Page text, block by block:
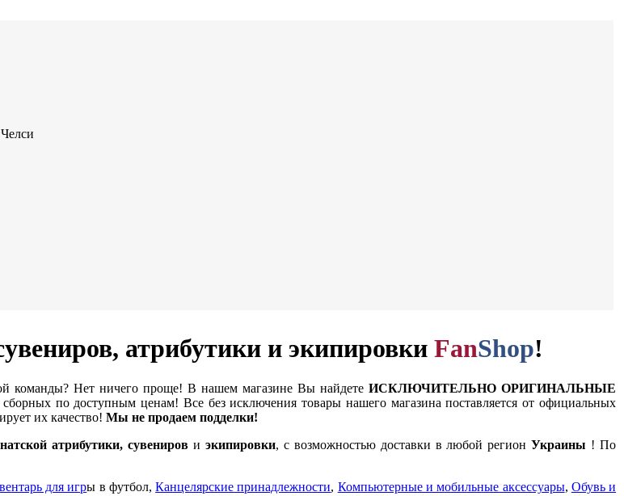
атрибутики и экипировки FanShop!
команды? Нет ничего проще! В нашем магазине Вы найдете ИСКЛЮЧИТЕЛЬНО ОРИГИНАЛЬНЫЕ
по доступным ценам! Все без исключения товары нашего магазина поставляется от официальных
их качество! Мы не продаем подделки!
атрибутики, сувениров и экипировки, с возможностью доставки в любой регионУкраины ! По
для игры в футбол,Канцелярские принадлежности, Компьютерные и мобильные аксессуары, Обувь и